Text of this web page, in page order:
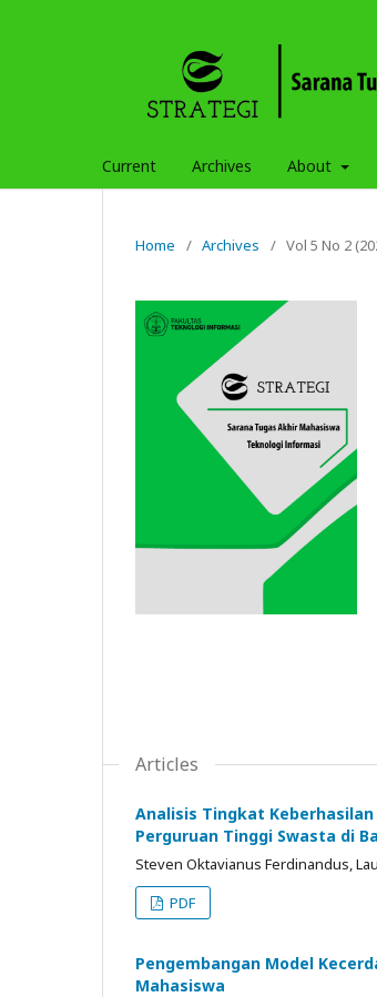
Current Archives About
Home / Archives / Vol 5 No 2
Articles
Analisis Tingkat
Perguruan Tinggi Swasta di
Steven Oktavianus Ferdinandus,
PDF
Pengembangan Model
Mahasiswa